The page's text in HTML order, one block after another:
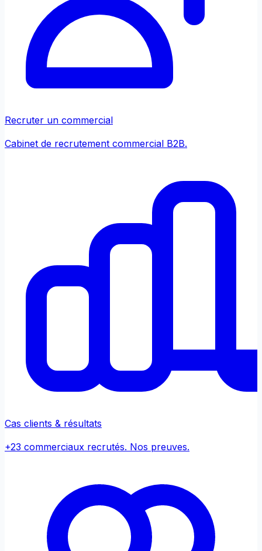
Recruter un commercial
Cabinet de recrutement commercial B2B.
Cas clients & résultats
+23 commerciaux recrutés. Nos preuves.